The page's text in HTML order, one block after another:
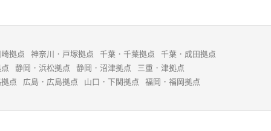
拠点 神奈川・戸塚拠点 千葉・千葉拠点
千葉・成田拠点
静岡・浜松拠点 静岡・沼津拠点
三重・津拠点
点
広島・広島拠点 山口・下関拠点 福岡・福岡拠点